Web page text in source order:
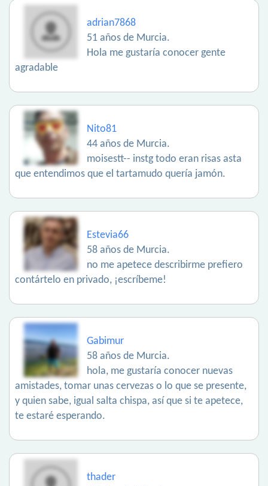
adrian7868
51 años de Murcia.
Hola me gustaría conocer gente
agradable
Nito81
44 años de Murcia.
moisestt-- instg todo eran risas asta
que entendimos que el tartamudo quería jamón.
Estevia66
58 años de Murcia.
no me apetece describirme prefiero
contártelo en privado, ¡escríbeme!
Gabimur
58 años de Murcia.
hola, me gustaría conocer nuevas
amistades, tomar unas cervezas o lo que se presente,
y quien sabe, igual salta chispa, así que si te apetece,
te estaré esperando.
thader